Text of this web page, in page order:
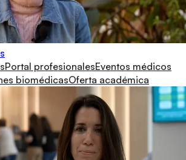
Portal profesionalesEventos médicos
biomédicasOferta académica